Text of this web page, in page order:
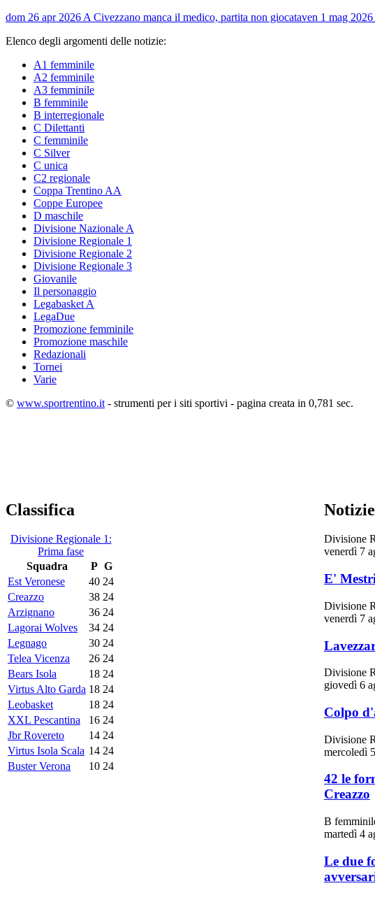
dom 26 apr 2026 A Civezzano manca il medico, partita non giocataven 1 mag 2026
Elenco degli argomenti delle notizie:
A1 femminile
A2 femminile
A3 femminile
B femminile
B interregionale
C Dilettanti
C femminile
C Silver
C unica
C2 regionale
Coppa Trentino AA
Coppe Europee
D maschile
Divisione Nazionale A
Divisione Regionale 1
Divisione Regionale 2
Divisione Regionale 3
Giovanile
Il personaggio
Legabasket A
LegaDue
Promozione femminile
Promozione maschile
Redazionali
Tornei
Varie
© www.sportrentino.it - strumenti per i siti sportivi - pagina creata in 0,781 sec.
Classifica
Divisione Regionale 1:
Prima fase
Squadra
P G
Est Veronese
40 24
Creazzo
38 24
Arzignano
36 24
Lagorai Wolves
34 24
Legnago
30 24
Telea Vicenza
26 24
Bears Isola
18 24
Virtus Alto Garda 18 24
Leobasket
18 24
XXL Pescantina
16 24
Jbr Rovereto
14 24
Virtus Isola Scala 14 24
Buster Verona
10 24
Notizie
Divisione
venerdì 7
E'
Divisione
venerdì 7
Divisione
giovedì 6
Colpo
Divisione
mercoledì
42 le
Creazzo
B
martedì 4
Le due